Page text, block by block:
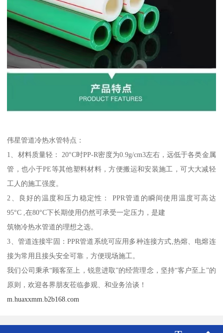
伟星管道冷热水管特点：
1、材料质量轻： 20°C时PP-R密度为0.9g/cm3左右，远低于各类金属
管，也小于PE等其他塑料材料，方便搬运和安装施工，可大大减轻
工人的施工强度。
2、良好的温度和压力稳定性： PPR管道的瞬间使用温度可高达
95°C ,在80°C下长期使用仍然可承受一定压力，是建
筑物冷热水管道的理想之选。
3、管道连接牢固：PPR管道系统可应用多种连接方式,热熔、电熔连
接为常用且接头安全可靠，方便现场施工。
我们公司秉承“顾客至上，锐意进取”的经营理念，坚持“客户至上”的
原则，欢迎各界朋友莅临参观、和业务洽谈！
m.huaxxmm.b2b168.com